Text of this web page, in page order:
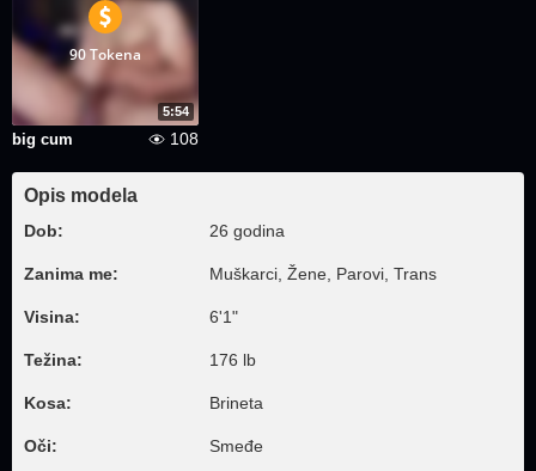
5:54
90 Tokena
big cum 108
Opis modela
Dob: 26 godina
Zanima me: Muškarci, Žene, Parovi, Trans
Visina: 6'1"
Težina: 176 lb
Kosa: Brineta
Oči: Smeđe